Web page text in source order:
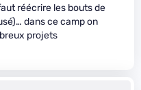
réécrire les bouts de
dans ce camp on
projets